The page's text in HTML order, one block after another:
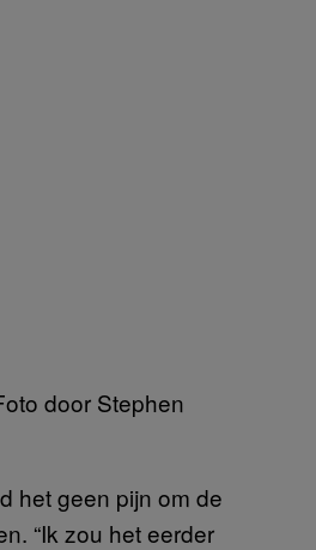
door Stephen
het geen pijn om de
“Ik zou het eerder